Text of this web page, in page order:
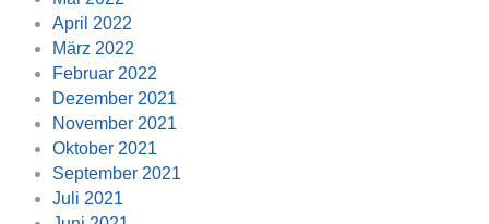
April 2022
März 2022
Februar 2022
Dezember 2021
November 2021
Oktober 2021
September 2021
Juli 2021